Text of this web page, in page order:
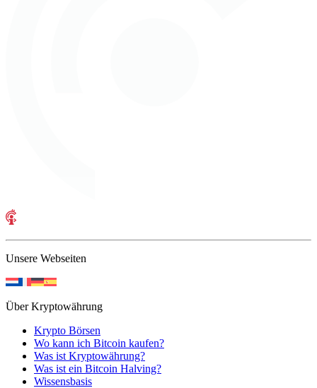
Unsere Webseiten
Über Kryptowährung
Krypto Börsen
Wo kann ich Bitcoin kaufen?
Was ist Kryptowährung?
Was ist ein Bitcoin Halving?
Wissensbasis